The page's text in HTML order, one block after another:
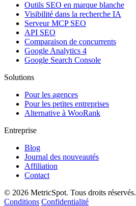
Outils SEO en marque blanche
Visibilité dans la recherche IA
Serveur MCP SEO
API SEO
Comparaison de concurrents
Google Analytics 4
Google Search Console
Solutions
Pour les agences
Pour les petites entreprises
Alternative à WooRank
Entreprise
Blog
Journal des nouveautés
Affiliation
Contact
© 2026 MetricSpot. Tous droits réservés.
Conditions Confidentialité